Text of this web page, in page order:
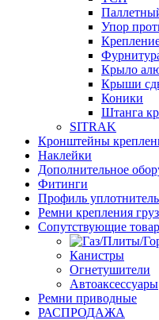
Упор
Крыло
Крыши
Коники
Штанга
SITRAK
Кронштейны
Наклейки
Дополнительное
Фитинги
Профиль
Ремни крепления
Сопутствующие
Канистры
Огнетушители
Автоаксессуары
Ремни приводные
РАСПРОДАЖА